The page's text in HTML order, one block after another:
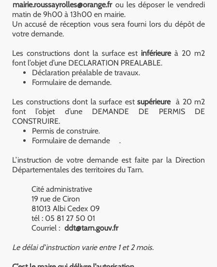
mairie.roussayrolles@orange.fr ou les déposer le vendredi
matin de 9h00 à 13h00 en mairie.
Un accusé de réception vous sera fourni lors du dépôt de
votre demande.
Les constructions dont la surface est inférieureà 20 m2
font l’objet d’une DECLARATION PREALABLE.
Déclaration préalable de travaux.
Formulaire de demande.
Les constructions dont la surface est supérieureà 20 m2
font l’objet d’une DEMANDE DE PERMIS DE
CONSTRUIRE.
Permis de construire.
Formulaire de demande
.
L’instruction de votre demande est faite par la Direction
Départementales des territoires du Tarn.
Cité administrative
19 rue de Ciron
81013 Albi Cedex 09
tél : 05 81 27 50 01
Courriel : ddt@tarn.gouv.fr
Le délai d’instruction varie entre 1 et 2 mois.